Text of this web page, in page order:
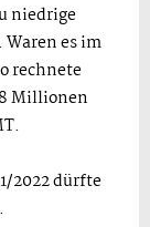
niedrige
es im
rechnete
Millionen
2022 dürfte